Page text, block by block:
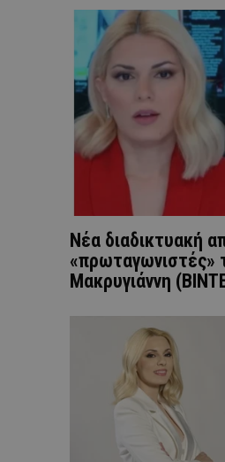
Νέα διαδικτυακή
«πρωταγωνιστές»
Μακρυγιάννη